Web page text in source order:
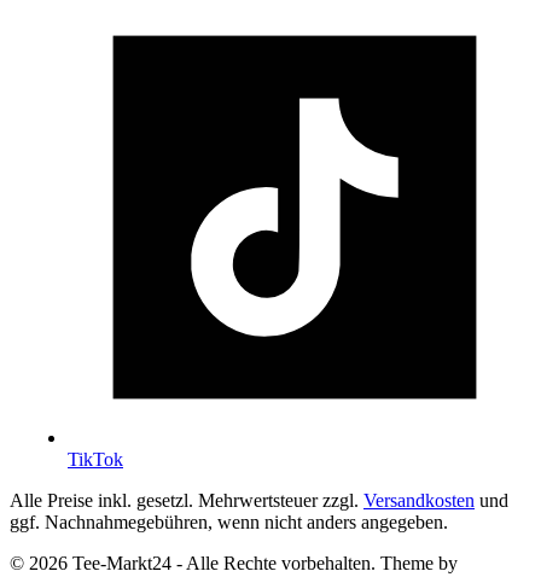
TikTok
Alle Preise inkl. gesetzl. Mehrwertsteuer zzgl. Versandkosten und
ggf. Nachnahmegebühren, wenn nicht anders angegeben.
© 2026 Tee-Markt24 - Alle Rechte vorbehalten. Theme by